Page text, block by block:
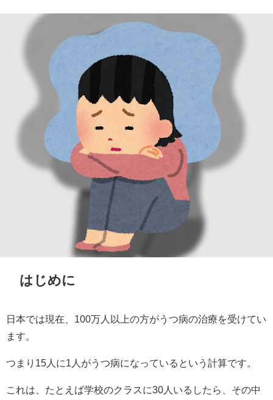
はじめに
日本では現在、100万人以上の方がうつ病の治療を受けてい
ます。
つまり15人に1人がうつ病になっているという計算です。
これは、たとえば学校のクラスに30人いるしたら、その中